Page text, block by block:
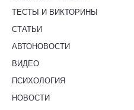
ТЕСТЫ И ВИКТОРИНЫ
СТАТЬИ
АВТОНОВОСТИ
ВИДЕО
ПСИХОЛОГИЯ
НОВОСТИ